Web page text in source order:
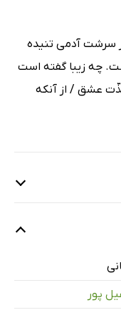
سرشت آدمی تنیده
چه زیبا گفته است
عشق / از آنکه
پور